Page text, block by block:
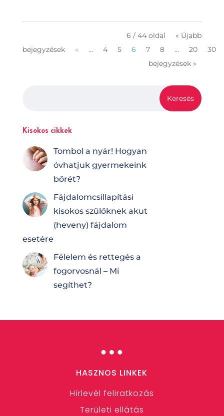
6 / 44 oldal
« Újabb
bejegyzések
« ... 4 5 6 7 8 ... 20
30
bejegyzések »
Kisokos cikkek
Tombol a nyár! Hogyan
óvhatjuk gyermekeink
bőrét?
Fájdalomcsilla­pí­tá­si
kisokos szülőknek akut
(heveny) fájdalom
esetére
Félelem és rettegés a
fogorvosnál – Mi
segíthet?
…
HASZNOS LINKEK
Hírlevél feliratkozás
Területi ellátás